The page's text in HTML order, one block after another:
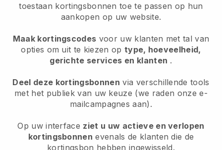
toestaan kortingsbonnen toe te passen op hun
aankopen op uw website.
Maak kortingscodes voor uw klanten met tal van
opties om uit te kiezen op type, hoeveelheid,
gerichte services en klanten .
Deel deze kortingsbonnen via verschillende tools
met het publiek van uw keuze (we raden onze e-
mailcampagnes aan).
Op uw interface ziet u uw actieve en verlopen
kortingsbonnen evenals de klanten die de
kortingsbon hebben ingewisseld.